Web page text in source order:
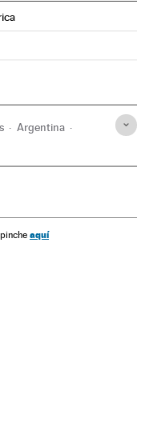
Argentina
aquí